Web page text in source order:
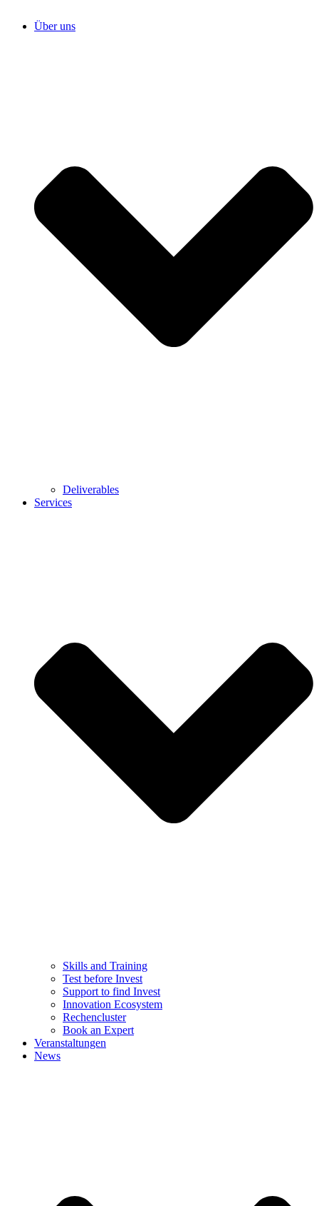
Über uns
Deliverables
Services
Skills and Training
Test before Invest
Support to find Invest
Innovation Ecosystem
Rechencluster​
Book an Expert
Veranstaltungen
News